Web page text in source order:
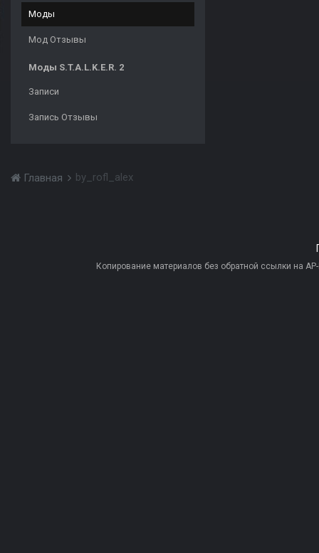
Моды
Мод Отзывы
Моды S.T.A.L.K.E.R. 2
Записи
Запись Отзывы
Главная by_rofl_alex
Копирование материалов без обратной ссылки на